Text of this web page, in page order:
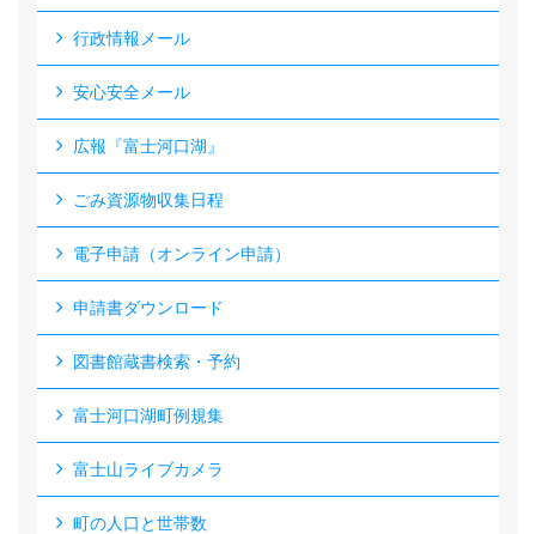
行政情報メール
安心安全メール
広報『富士河口湖』
ごみ資源物収集日程
電子申請（オンライン申請）
申請書ダウンロード
図書館蔵書検索・予約
富士河口湖町例規集
富士山ライブカメラ
町の人口と世帯数